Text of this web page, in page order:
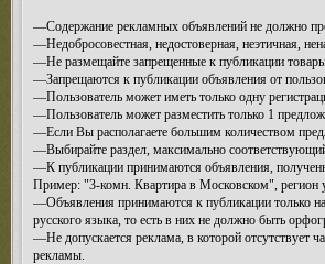
—Содержание рекламных объявлений не должно
—Недобросовестная, недостоверная, неэтичная,
—Не размещайте запрещенные к публикации
—Запрещаются к публикации объявления от
—Пользователь может иметь только одну
—Пользователь может разместить только 1
—Если Вы располагаете большим количеством
—Выбирайте раздел, максимально
—К публикации принимаются объявления,
Пример: "3-комн. Квартира в Московском", регион
—Объявления принимаются к публикации только
русского языка, то есть в них не должно быть
—Не допускается реклама, в которой отсутствует
рекламы.